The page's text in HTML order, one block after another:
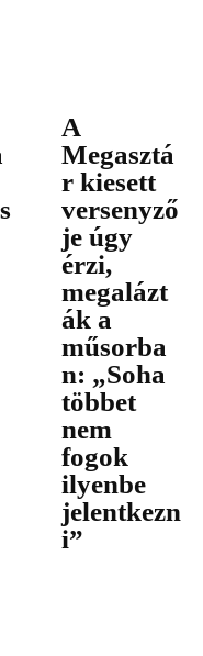
A
Megasztá
r kiesett
versenyző
je úgy
érzi,
megalázt
ák a
műsorba
n: „Soha
többet
nem
fogok
ilyenbe
jelentkezn
i”